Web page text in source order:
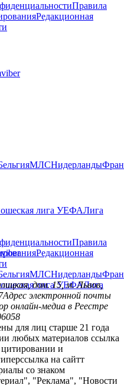
Правила
Редакционная
viber
МЛСНидерланды
лига УЕФАЛига
Правила
Редакционная
viber
МЛСНидерланды
лига УЕФАЛига
дом. 15, м. Львов,
Адрес электронной почты
онлайн-медиа в Реестре
для лиц старше 21 года
любых материалов ссылка
и
на сайтт
со знаком
"Реклама", "Новости